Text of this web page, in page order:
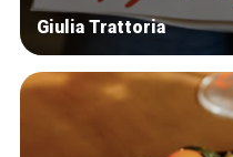
Giulia Trattoria